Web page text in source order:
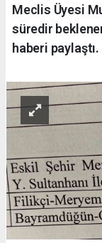
Meclis Üyesi
süredir
haberi paylaştı.